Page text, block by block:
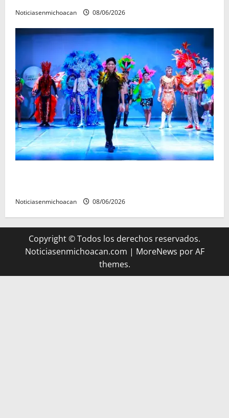
Noticiasenmichoacan 08/06/2026
Noticiasenmichoacan 08/06/2026
Copyright © Todos los derechos reservados.
Noticiasenmichoacan.com | MoreNews por AF
themes.